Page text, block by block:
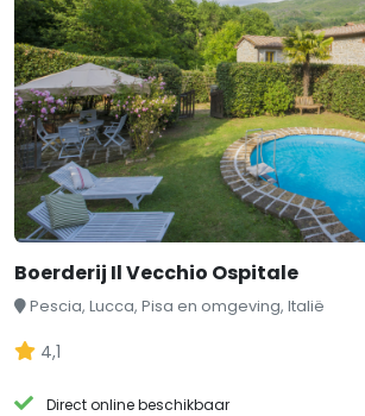
Boerderij Il Vecchio Ospitale
Pescia, Lucca, Pisa en omgeving, Italië
4,1
Direct online beschikbaar